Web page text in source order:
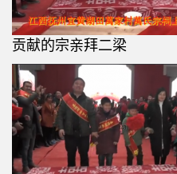
贡献的宗亲拜二梁